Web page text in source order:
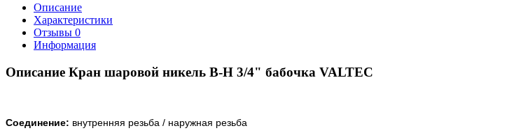
Описание
Характеристики
Отзывы 0
Информация
Описание Кран шаровой никель В-Н 3/4" бабочка VALTEC
Соединение: внутренняя резьба / наружная резьба